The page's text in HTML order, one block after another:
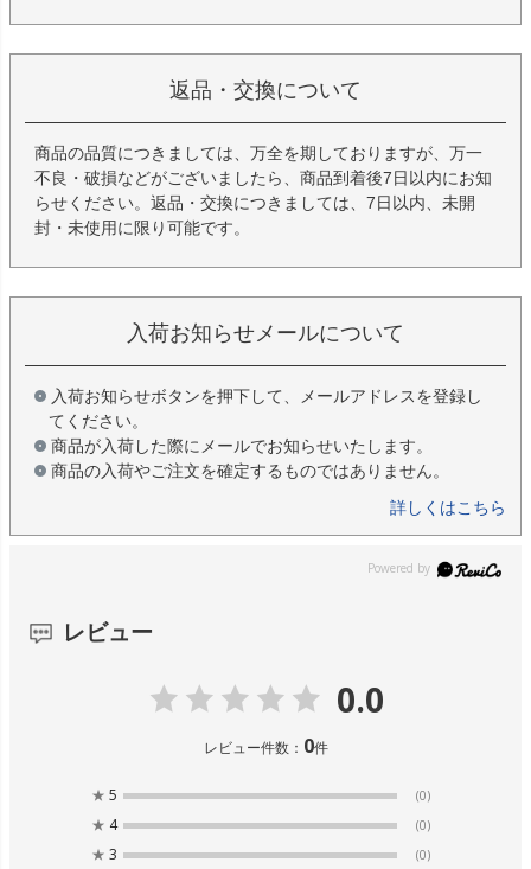
返品・交換について
商品の品質につきましては、万全を期しておりますが、万一
不良・破損などがございましたら、商品到着後7日以内にお知
らせください。返品・交換につきましては、7日以内、未開
封・未使用に限り可能です。
入荷お知らせメールについて
入荷お知らせボタンを押下して、メールアドレスを登録し
てください。
商品が入荷した際にメールでお知らせいたします。
商品の入荷やご注文を確定するものではありません。
詳しくはこちら
レビュー
0.0
レビュー件数： 0件
★ 5 (0)
★ 4 (0)
★ 3 (0)